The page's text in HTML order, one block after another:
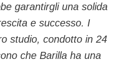
garantirgli una solida
e successo. I
studio, condotto in 24
che Barilla ha una